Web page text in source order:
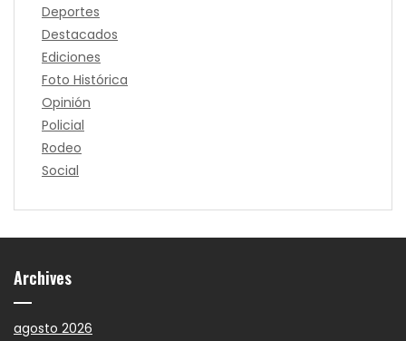
Deportes
Destacados
Ediciones
Foto Histórica
Opinión
Policial
Rodeo
Social
Archives
agosto 2026